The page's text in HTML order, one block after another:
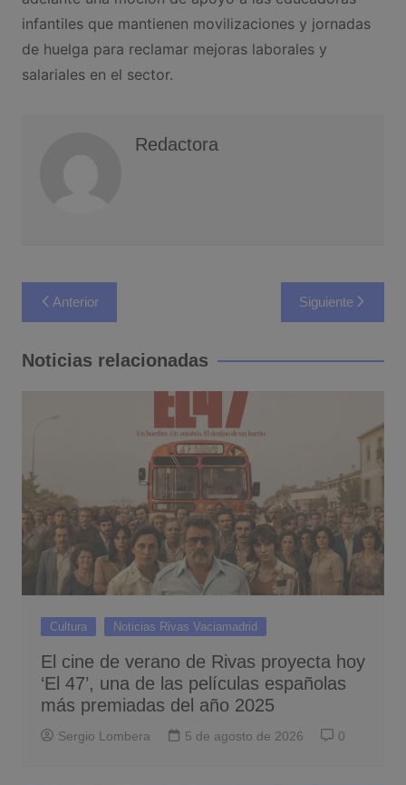
infantiles que mantienen movilizaciones y jornadas
de huelga para reclamar mejoras laborales y
salariales en el sector.
Redactora
Navegación
de
entradas
Anterior Siguiente
Noticias relacionadas
Cultura Noticias Rivas Vaciamadrid
El cine de verano de Rivas proyecta hoy
‘El 47’, una de las películas españolas
más premiadas del año 2025
Sergio Lombera 5 de agosto de 2026 0